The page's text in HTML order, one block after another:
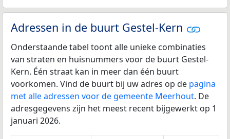
Adressen in de buurt Gestel-Kern
Onderstaande tabel toont alle unieke combinaties
van straten en huisnummers voor de buurt Gestel-
Kern. Één straat kan in meer dan één buurt
voorkomen. Vind de buurt bij uw adres op de pagina
met alle adressen voor de gemeente Meerhout. De
adresgegevens zijn het meest recent bijgewerkt op 1
januari 2026.